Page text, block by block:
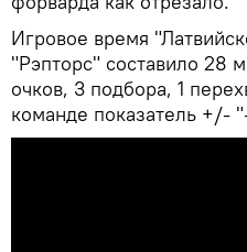
Игровое время
"Рэпторс" составило 28
очков, 3 подбора, 1
команде показатель +/-